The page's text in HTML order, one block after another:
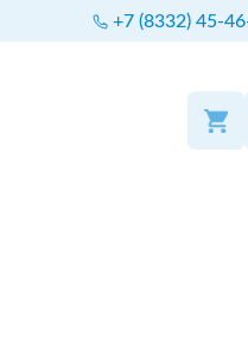
+7 (8332) 45-